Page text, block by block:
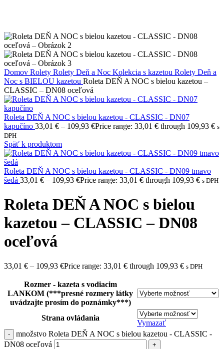
Domov Rolety Rolety Deň a Noc Kolekcia s kazetou Rolety Deň a
Noc s BIELOU kazetou Roleta DEŇ A NOC s bielou kazetou –
CLASSIC – DN08 oceľová
Roleta DEŇ A NOC s bielou kazetou - CLASSIC - DN07
kapučíno 33,01 € – 109,93 €Price range: 33,01 € through 109,93 € s
DPH
Späť k produktom
Roleta DEŇ A NOC s bielou kazetou - CLASSIC - DN09 tmavo
šedá 33,01 € – 109,93 €Price range: 33,01 € through 109,93 € s DPH
Roleta DEŇ A NOC s bielou
kazetou – CLASSIC – DN08
oceľová
33,01 € – 109,93 €Price range: 33,01 € through 109,93 € s DPH
Rozmer - kazeta s vodiacim
LANKOM (***presné rozmery látky
uvádzajte prosím do poznámky***)
Strana ovládania
Vymazať
množstvo Roleta DEŇ A NOC s bielou kazetou - CLASSIC -
DN08 oceľová